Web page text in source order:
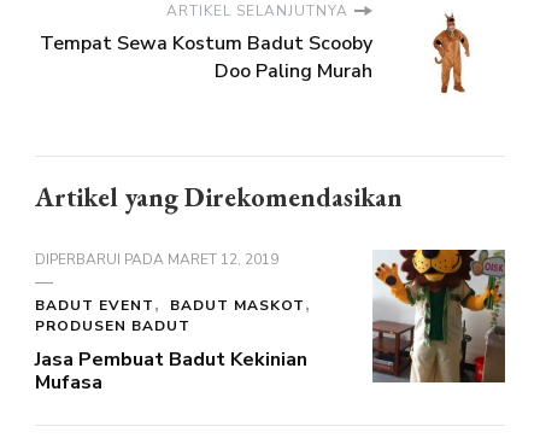
ARTIKEL SELANJUTNYA
Tempat Sewa Kostum Badut Scooby
Doo Paling Murah
Artikel yang Direkomendasikan
DIPERBARUI PADA MARET 12, 2019
BADUT EVENT
BADUT MASKOT
PRODUSEN BADUT
Jasa Pembuat Badut Kekinian
Mufasa